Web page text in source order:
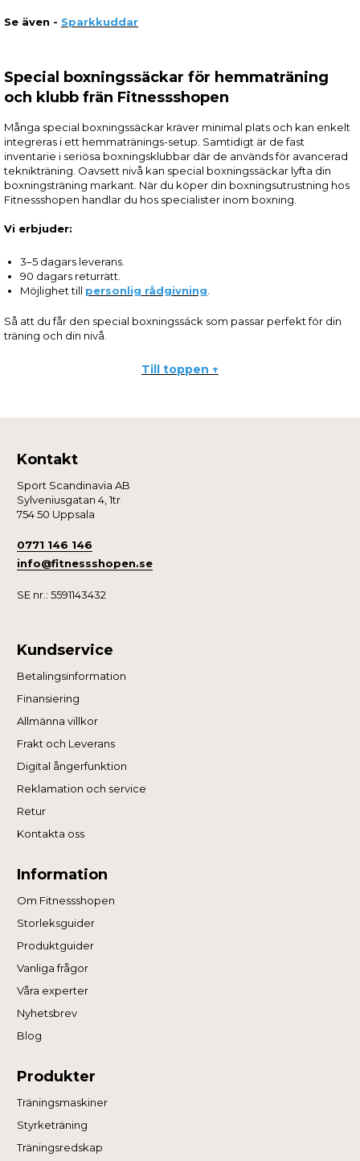
Se även - Sparkkuddar
Special boxningssäckar för hemmaträning
och klubb frän Fitnessshopen
Många special boxningssäckar kräver minimal plats och kan enkelt
integreras i ett hemmatränings-setup. Samtidigt är de fast
inventarie i seriösa boxningsklubbar där de används för avancerad
teknikträning. Oavsett nivå kan special boxningssäckar lyfta din
boxningsträning markant. När du köper din boxningsutrustning hos
Fitnessshopen handlar du hos specialister inom boxning.
Vi erbjuder:
3–5 dagars leverans.
90 dagars returrätt.
Möjlighet till personlig rådgivning.
Så att du får den special boxningssáck som passar perfekt för din
träning och din nivå.
Till toppen ↑
Kontakt
Sport Scandinavia AB
Sylveniusgatan 4, 1tr
754 50 Uppsala
0771 146 146
info@fitnessshopen.se
SE nr.: 5591143432
Kundservice
Betalingsinformation
Finansiering
Allmänna villkor
Frakt och Leverans
Digital ångerfunktion
Reklamation och service
Retur
Kontakta oss
Information
Om Fitnessshopen
Storleksguider
Produktguider
Vanliga frågor
Våra experter
Nyhetsbrev
Blog
Produkter
Träningsmaskiner
Styrketräning
Träningsredskap